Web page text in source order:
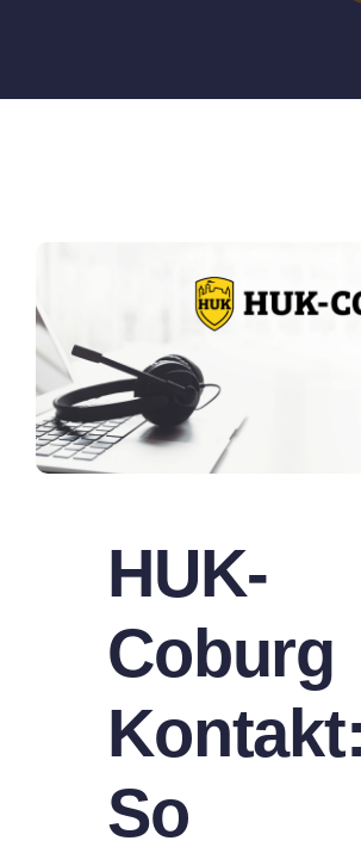
HUK-
Coburg
Kontakt:
So